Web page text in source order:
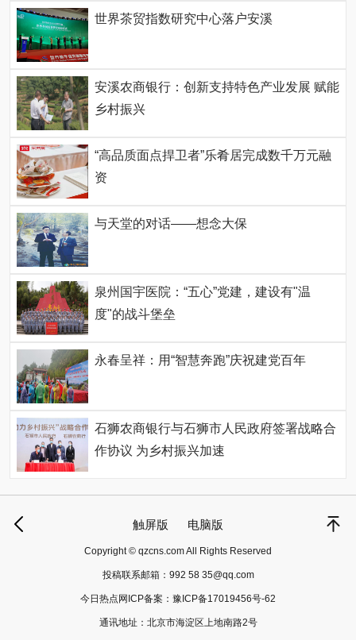
世界茶贸指数研究中心落户安溪
安溪农商银行：创新支持特色产业发展 赋能
乡村振兴
“高品质面点捍卫者”乐肴居完成数千万元融
资
与天堂的对话——想念大保
泉州国宇医院：“五心”党建，建设有"温
度"的战斗堡垒
永春呈祥：用“智慧奔跑”庆祝建党百年
石狮农商银行与石狮市人民政府签署战略合
作协议 为乡村振兴加速
触屏版 电脑版
Copyright © qzcns.com All Rights Reserved
投稿联系邮箱： 992 58 35@qq.com
今日热点网ICP备案： 豫ICP备17019456号-62
通讯地址：北京市海淀区上地南路2号